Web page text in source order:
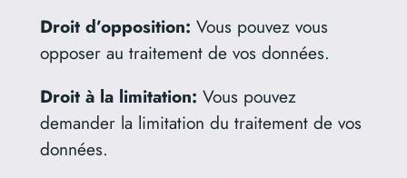
Droit d’opposition: Vous pouvez vous
opposer au traitement de vos données.
Droit à la limitation: Vous pouvez
demander la limitation du traitement de vos
données.